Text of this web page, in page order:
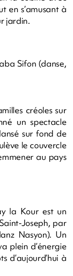
en s’amusant à
jardin.
Sifon (danse,
créoles sur
un spectacle
sur fond de
le couvercle
au pays
la Kour est un
Joseph, par
Nasyon). Un
plein d’énergie
d’aujourd’hui à